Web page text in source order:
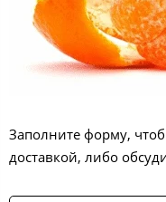
Заполните форму,
доставкой, либо